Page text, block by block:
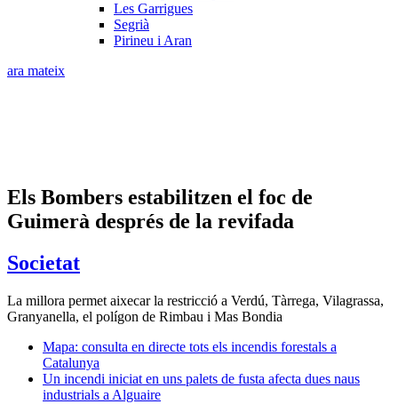
Les Garrigues
Segrià
Pirineu i Aran
ara mateix
Els Bombers estabilitzen el foc de
Guimerà després de la revifada
Societat
La millora permet aixecar la restricció a Verdú, Tàrrega, Vilagrassa,
Granyanella, el polígon de Rimbau i Mas Bondia
Mapa: consulta en directe tots els incendis forestals a
Catalunya
Un incendi iniciat en uns palets de fusta afecta dues naus
industrials a Alguaire